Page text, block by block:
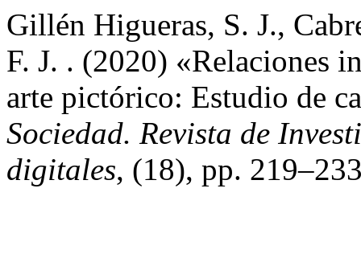
Gillén Higueras, S. J.,
F. J. . (2020) «Relaciones
arte pictórico: Estudio de
Sociedad. Revista de
digitales, (18), pp.